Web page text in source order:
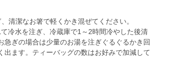
清潔なお箸で軽くかき混ぜてください。
冷水を注ぎ、冷蔵庫で1～2時間冷やした後清
ぎの場合は少量のお湯を注ぎぐるぐるかき回
ます。ティーバッグの数はお好みで加減して